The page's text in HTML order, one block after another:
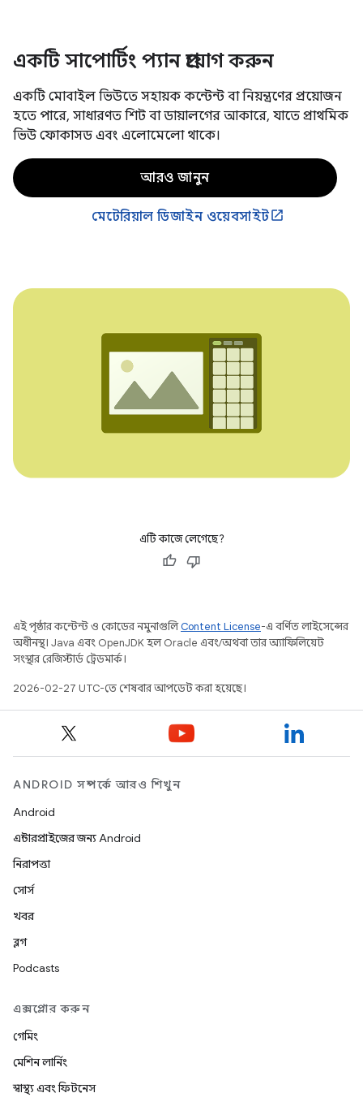
একটি সাপোর্টিং প্যান প্রয়োগ করুন
একটি মোবাইল ভিউতে সহায়ক কন্টেন্ট বা নিয়ন্ত্রণের প্রয়োজন
হতে পারে, সাধারণত শিট বা ডায়ালগের আকারে, যাতে প্রাথমিক
ভিউ ফোকাসড এবং এলোমেলো থাকে।
আরও জানুন
মেটেরিয়াল ডিজাইন ওয়েবসাইট
এটি কাজে লেগেছে?
এই পৃষ্ঠার কন্টেন্ট ও কোডের নমুনাগুলিContent License-এ বর্ণিত লাইসেন্সের
অধীনস্থ। Java এবং OpenJDK হল Oracle এবং/অথবা তার অ্যাফিলিয়েট
সংস্থার রেজিস্টার্ড ট্রেডমার্ক।
2026-02-27 UTC-তে শেষবার আপডেট করা হয়েছে।
ANDROID সম্পর্কে আরও শিখুন
Android
এন্টারপ্রাইজের জন্য Android
নিরাপত্তা
সোর্স
খবর
ব্লগ
Podcasts
এক্সপ্লোর করুন
গেমিং
মেশিন লার্নিং
স্বাস্থ্য এবং ফিটনেস